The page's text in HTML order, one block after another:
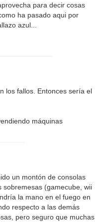
para decir cosas
ha pasado aqui por
azul...
los fallos. Entonces sería el
máquinas
un montón de consolas
sobremesas (gamecube, wii
la mano en el fuego en
respecto a las demás
pero seguro que muchas